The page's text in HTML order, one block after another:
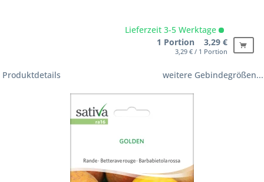
Lieferzeit 3-5 Werktage
1 Portion 3,29 €
3,29 € / 1 Portion
Produktdetails weitere Gebindegrößen...